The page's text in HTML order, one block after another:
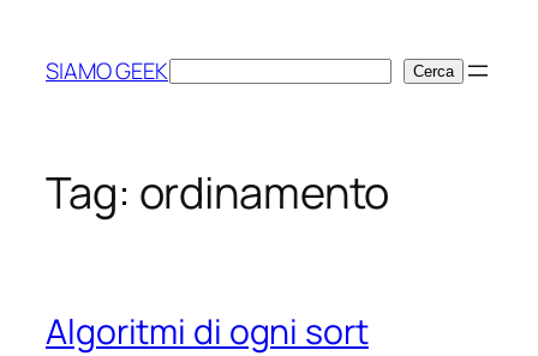
contenuto
SIAMO GEEKCerca Cerca
Tag: ordinamento
Algoritmi di ogni sort